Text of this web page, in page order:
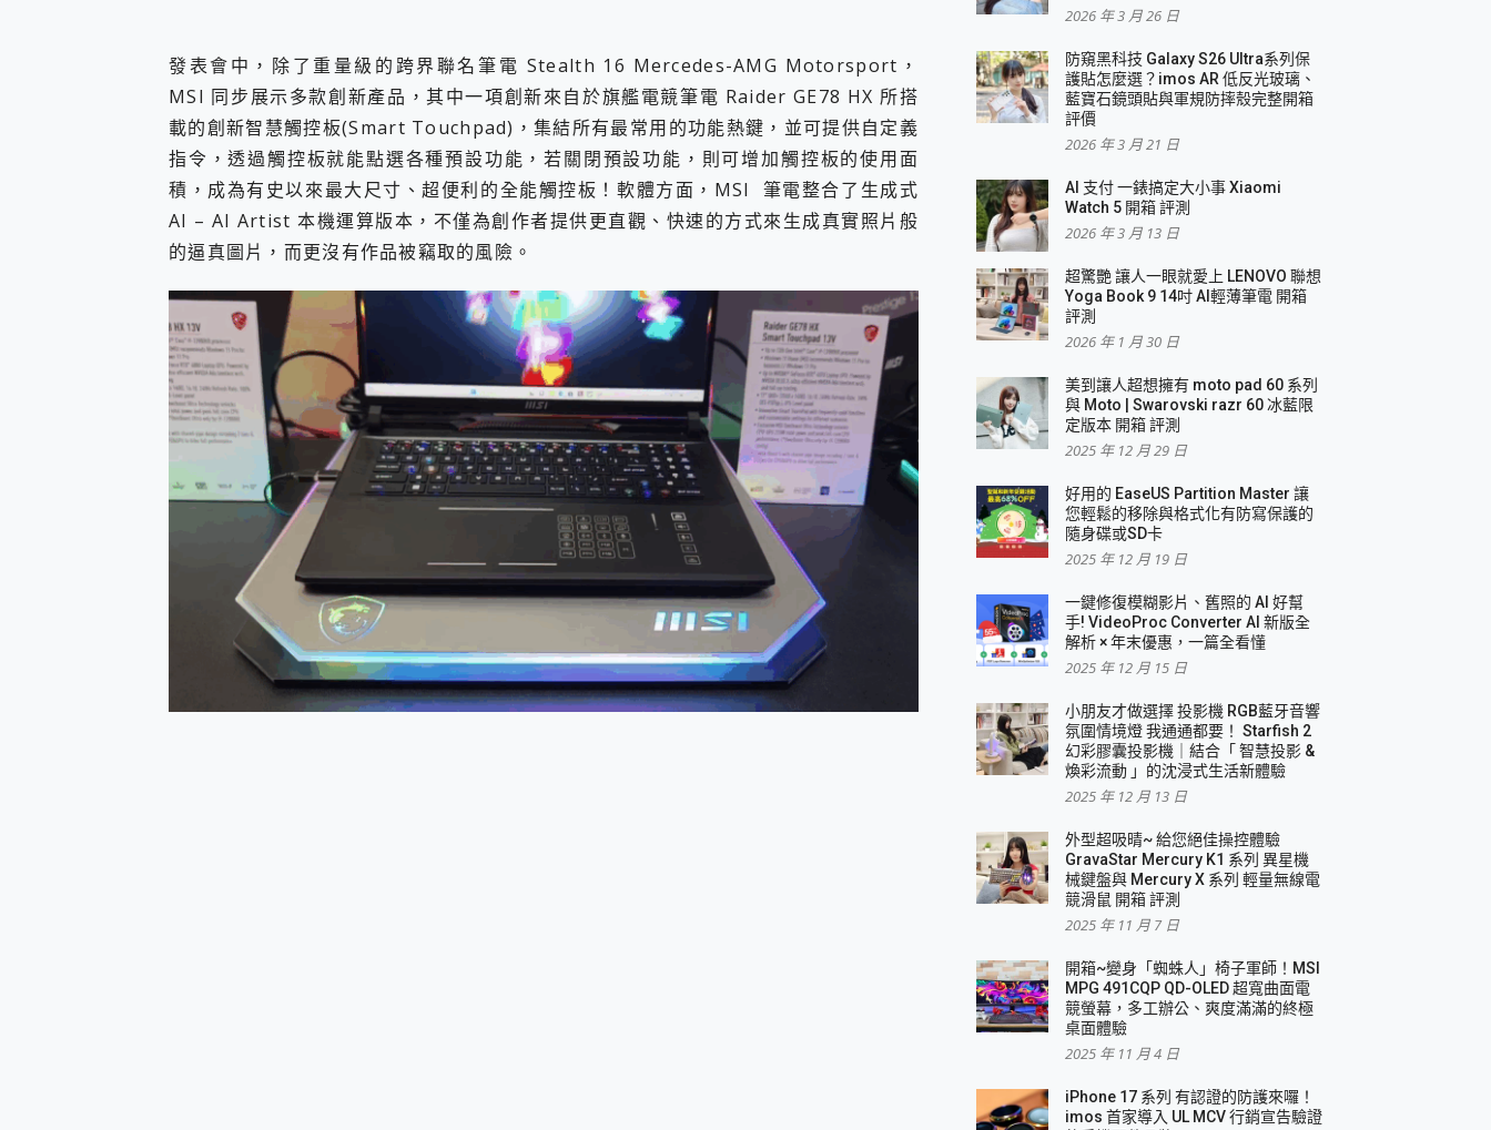
Xiaomi 14 Ultra 開箱 評測~ 有深度的 Leica 影像旗艦手機! 加碼小旗艦 Xiaomi 14 開箱 評測
vivo TWS 3e 真無線藍牙耳機智慧降噪升級、音質明亮溫潤，並支援雙設備連接~
MSI Claw 掌機專屬配件包 來囉 完美保護 MSI Claw A1M-026TW 電競掌機
人像旗艦 vivo V30 系列 開箱 評測! 首搭蔡司光學鏡頭、攝影棚級柔光環、拍攝功能最好玩的美拍神機 vivo V30 Pro
多個願望一次滿足 超強散熱 微星 MSI Claw A1M-026TW 電競掌機 開箱 評測
一吸完美對位 擁有超強吸力與超好用的隱磁支架 O-ONE MAG 最會吸的行動電源 開箱 評測
OPPO 哈蘇 300mm 專業增距鏡實測：Find X9 Ultra 光學長焦隨手拍，紀錄生活就是這麼簡單
Motorola edge 70 pro 及 moto g37 power上市，登錄在送飛利浦氣炸鍋
近八千元的 Soundcore Liberty 5 Pro Max，有螢幕的耳機會是智商稅嗎?
發表會中，除了重量級的跨界聯名筆電 Stealth 16 Mercedes-AMG Motorsport，
MSI 同步展示多款創新產品，其中一項創新來自於旗艦電競筆電 Raider GE78 HX 所搭
載的創新智慧觸控板(Smart Touchpad)，集結所有最常用的功能熱鍵，並可提供自定義
指令，透過觸控板就能點選各種預設功能，若關閉預設功能，則可增加觸控板的使用面
積，成為有史以來最大尺寸、超便利的全能觸控板！軟體方面，MSI 筆電整合了生成式
AI – AI Artist 本機運算版本，不僅為創作者提供更直觀、快速的方式來生成真實照片般
的逼真圖片，而更沒有作品被竊取的風險。
2026 年 3 月 26 日
防窺黑科技 Galaxy S26 Ultra系列保
護貼怎麼選？imos AR 低反光玻璃、
藍寶石鏡頭貼與軍規防摔殼完整開箱
評價
2026 年 3 月 21 日
AI 支付 一錶搞定大小事 Xiaomi
Watch 5 開箱 評測
2026 年 3 月 13 日
超驚艷 讓人一眼就愛上 LENOVO 聯想
Yoga Book 9 14吋 AI輕薄筆電 開箱
評測
2026 年 1 月 30 日
美到讓人超想擁有 moto pad 60 系列
與 Moto | Swarovski razr 60 冰藍限
定版本 開箱 評測
2025 年 12 月 29 日
好用的 EaseUS Partition Master 讓
您輕鬆的移除與格式化有防寫保護的
隨身碟或SD卡
2025 年 12 月 19 日
一鍵修復模糊影片、舊照的 AI 好幫
手! VideoProc Converter AI 新版全
解析 × 年末優惠，一篇全看懂
2025 年 12 月 15 日
小朋友才做選擇 投影機 RGB藍牙音響
氛圍情境燈 我通通都要！ Starfish 2
幻彩膠囊投影機｜結合「 智慧投影 &
煥彩流動 」的沈浸式生活新體驗
2025 年 12 月 13 日
外型超吸晴~ 給您絕佳操控體驗
GravaStar Mercury K1 系列 異星機
械鍵盤與 Mercury X 系列 輕量無線電
競滑鼠 開箱 評測
2025 年 11 月 7 日
開箱~變身「蜘蛛人」椅子軍師！MSI
MPG 491CQP QD-OLED 超寬曲面電
競螢幕，多工辦公、爽度滿滿的終極
桌面體驗
2025 年 11 月 4 日
iPhone 17 系列 有認證的防護來囉！
imos 首家導入 UL MCV 行銷宣告驗證